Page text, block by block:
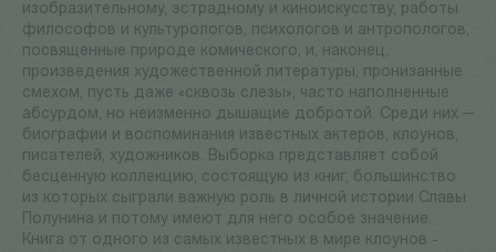
изобразительному, эстрадному и киноискусству, работы
философов и культурологов, психологов и антропологов,
посвященные природе комического, и, наконец,
произведения художественной литературы, пронизанные
смехом, пусть даже «сквозь слезы», часто наполненные
абсурдом, но неизменно дышащие добротой. Среди них —
биографии и воспоминания известных актеров, клоунов,
писателей, художников. Выборка представляет собой
бесценную коллекцию, cостоящую из книг, большинство
из которых сыграли важную роль в личной истории Славы
Полунина и потому имеют для него особое значение.
Книга от одного из самых известных в мире клоунов -